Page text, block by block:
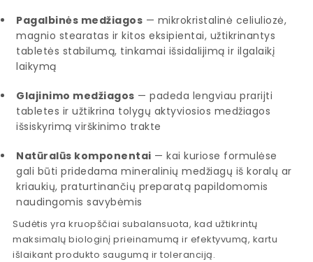
Pagalbinės medžiagos — mikrokristalinė celiuliozė,
magnio stearatas ir kitos eksipientai, užtikrinantys
tabletės stabilumą, tinkamai išsidalijimą ir ilgalaikį
laikymą
Glajinimo medžiagos — padeda lengviau prarijti
tabletes ir užtikrina tolygų aktyviosios medžiagos
išsiskyrimą virškinimo trakte
Natūralūs komponentai — kai kuriose formulėse
gali būti pridedama mineralinių medžiagų iš koralų ar
kriaukių, praturtinančių preparatą papildomomis
naudingomis savybėmis
Sudėtis yra kruopščiai subalansuota, kad užtikrintų
maksimalų biologinį prieinamumą ir efektyvumą, kartu
išlaikant produkto saugumą ir toleranciją.